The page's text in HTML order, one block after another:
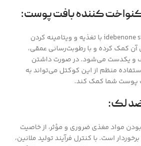
کننده بافت پوست:
ایدبینون استایوی idebenone stayve با تغذیه و ویتامینه کردن
آن کمک کرده و با رطوبت‌رسانی عمقی،
و یکدست می‌شود. در صورت داشتن
منظم از این کوکتل می‌تواند به
پوست شما کمک کند.
ضد لک:
مواد مغذی ضروری و مؤثر، از خاصیت
است. با کنترل فرآیند تولید ملانین،